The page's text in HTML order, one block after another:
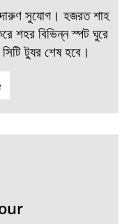
সুযোগ। হজরত শাহ
শহর বিভিন্ন স্পট ঘুরে
ট্যুর শেষ হবে।